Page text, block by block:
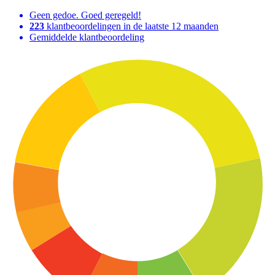
Geen gedoe. Goed geregeld!
223 klantbeoordelingen in de laatste 12 maanden
Gemiddelde klantbeoordeling